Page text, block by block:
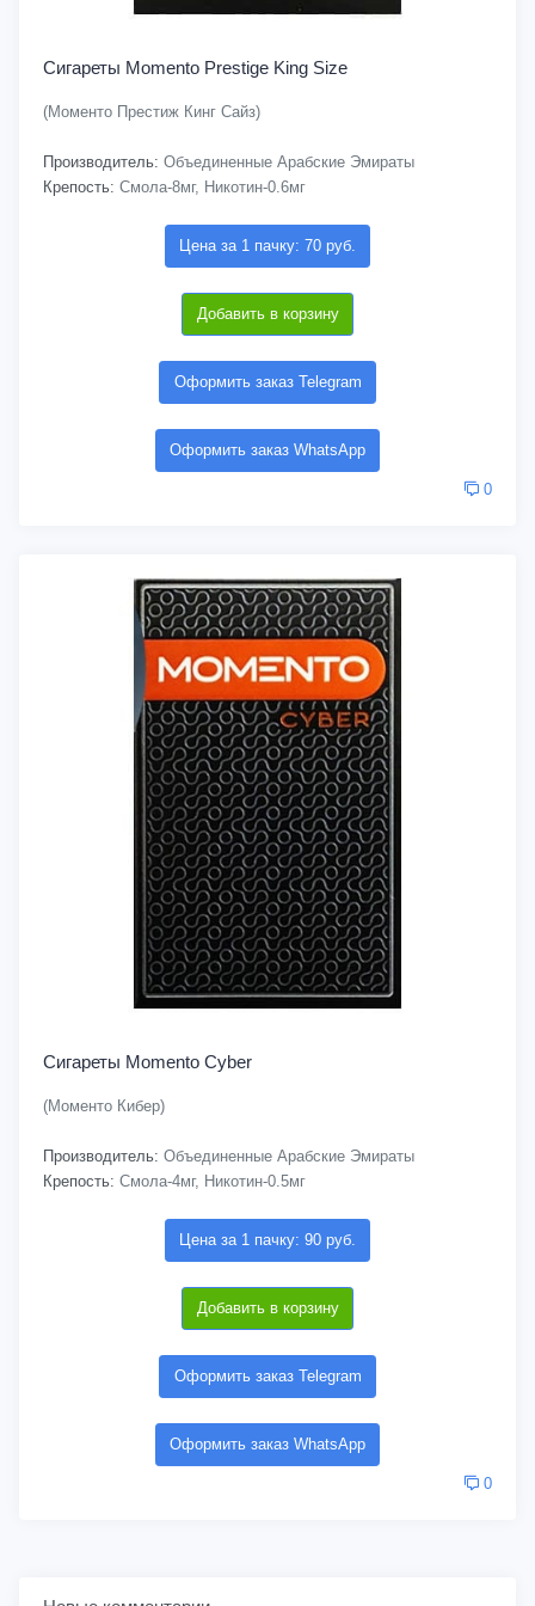
Сигареты Momento Prestige King Size
(Моменто Престиж Кинг Сайз)
Производитель: Объединенные Арабские Эмираты
Крепость: Смола-8мг, Никотин-0.6мг
Цена за 1 пачку: 70 руб.
Добавить в корзину
Оформить заказ Telegram
Оформить заказ WhatsApp
0
Сигареты Momento Cyber
(Моменто Кибер)
Производитель: Объединенные Арабские Эмираты
Крепость: Смола-4мг, Никотин-0.5мг
Цена за 1 пачку: 90 руб.
Добавить в корзину
Оформить заказ Telegram
Оформить заказ WhatsApp
0